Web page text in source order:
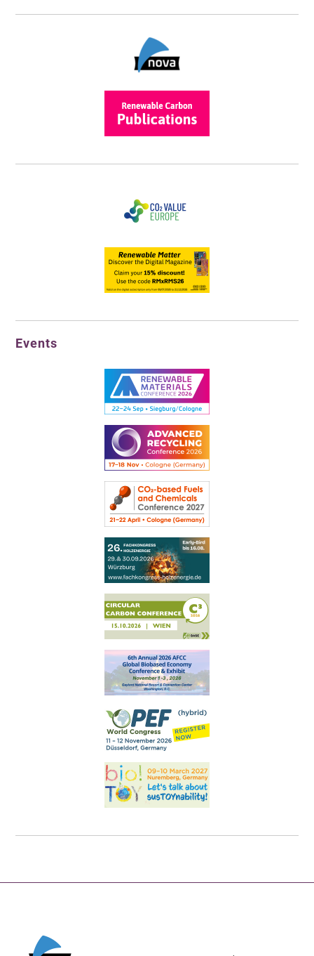
Events